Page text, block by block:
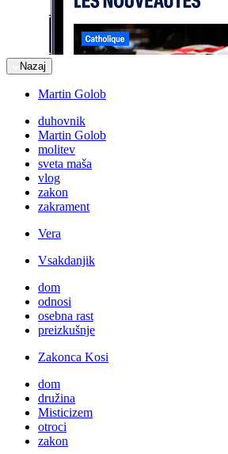
Nazaj
Martin Golob
duhovnik
Martin Golob
molitev
sveta maša
vlog
zakon
zakrament
Vera
Vsakdanjik
dom
odnosi
osebna rast
preizkušnje
Zakonca Kosi
dom
družina
Misticizem
otroci
zakon